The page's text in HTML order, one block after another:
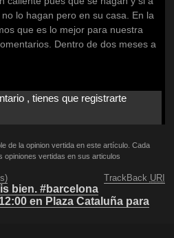
lo hagan pero en su casa. En la
que es lo mejor para nuestra
Dentro de dos meses a
, tienes que registrarte
de la opinion vertida en este artículo. Cada
opiniones vertidas en sus articulos
TrackBack URI
bien. #barcelona
en Plaza Cataluña para